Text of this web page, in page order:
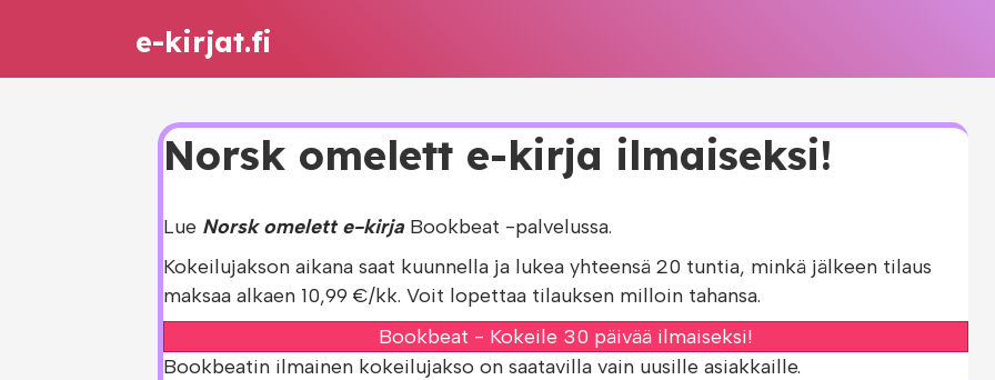
e-kirjat.fi
Norsk omelett e-kirja ilmaiseksi!
Lue Norsk omelett e-kirja Bookbeat -palvelussa.
Kokeilujakson aikana saat kuunnella ja lukea yhteensä 20 tuntia, minkä jälkeen tilaus
maksaa alkaen 10,99 €/kk. Voit lopettaa tilauksen milloin tahansa.
Bookbeat - Kokeile 30 päivää ilmaiseksi!
Bookbeatin ilmainen kokeilujakso on saatavilla vain uusille asiakkaille.